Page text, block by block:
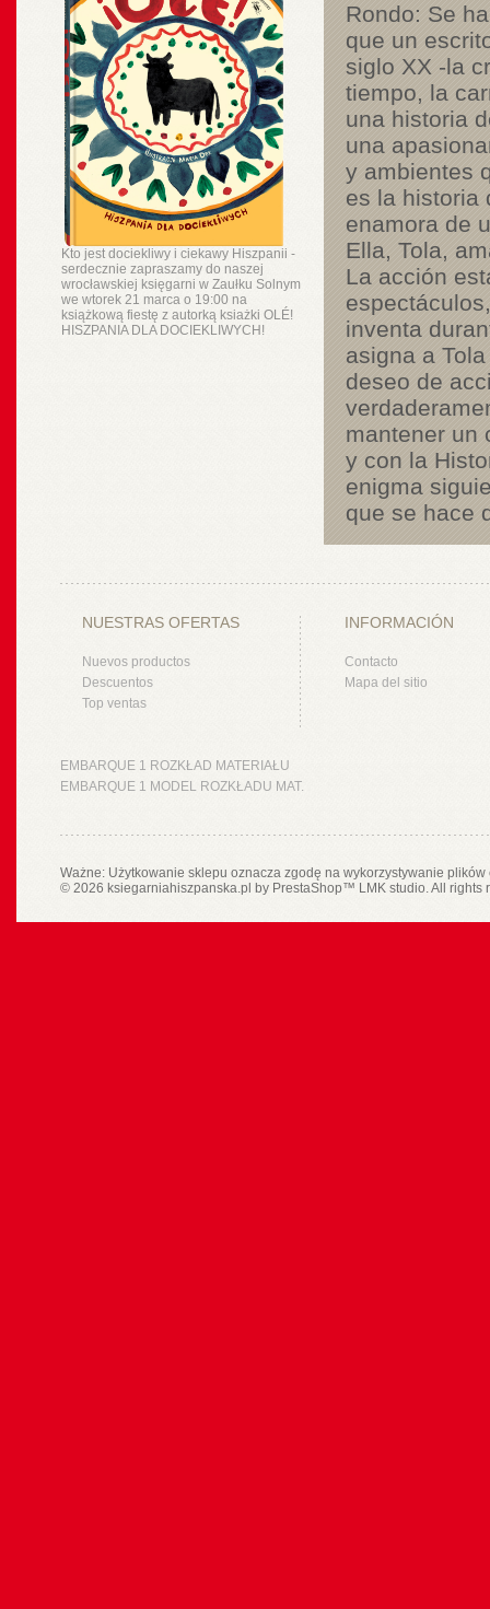
Kto jest dociekliwy i ciekawy Hiszpanii -
serdecznie zapraszamy do naszej
wrocławskiej księgarni w Zaułku Solnym
we wtorek 21 marca o 19:00 na
książkową fiestę z autorką ksiażki OLÉ!
HISZPANIA DLA DOCIEKLIWYCH!
Rondo: Se
que un
siglo XX -la
tiempo, la
una historia
una
y ambientes
es la historia
enamora de
Ella, Tola,
La acción
inventa
asigna a
deseo de
mantener un
y con la
enigma
que se hace
NUESTRAS OFERTAS
Nuevos productos
Descuentos
Top ventas
INFORMACIÓN
Contacto
Mapa del sitio
EMBARQUE 1 ROZKŁAD MATERIAŁU
EMBARQUE 1 MODEL ROZKŁADU MAT.
Ważne: Użytkowanie sklepu oznacza zgodę na wykorzystywanie
© 2026 ksiegarniahiszpanska.pl by PrestaShop™ LMK studio. All rights